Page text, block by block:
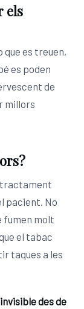
els
que es treuen,
es poden
de
millors
tractament
pacient. No
fumen molt
el tabac
taques a les
des de